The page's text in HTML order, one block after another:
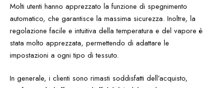
Molti utenti hanno apprezzato la funzione di spegnimento
automatico, che garantisce la massima sicurezza. Inoltre, la
regolazione facile e intuitiva della temperatura e del vapore è
stata molto apprezzata, permettendo di adattare le
impostazioni a ogni tipo di tessuto.
In generale, i clienti sono rimasti soddisfatti dell’acquisto,